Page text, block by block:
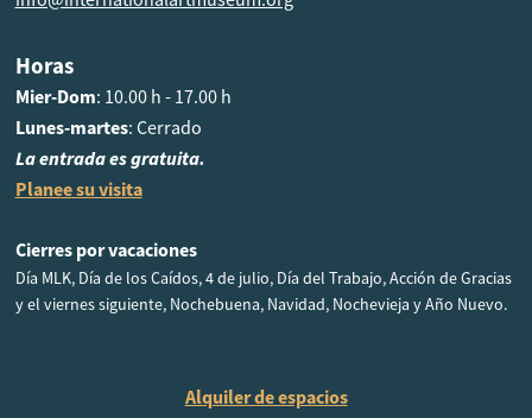
Horas
Mier-Dom: 10.00 h - 17.00 h
Lunes-martes: Cerrado
La entrada es gratuita.
Planee su visita
Cierres por vacaciones
Día MLK, Día de los Caídos, 4 de julio, Día del Trabajo, Acción de Gracias
y el viernes siguiente, Nochebuena, Navidad, Nochevieja y Año Nuevo.
Alquiler de espacios